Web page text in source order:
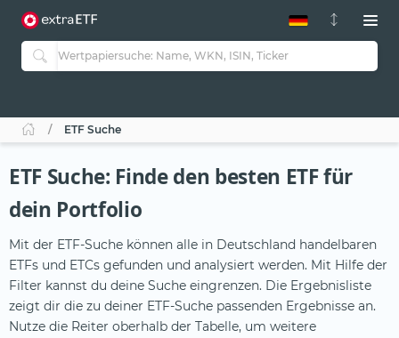
ETF-Guide 2.0
Guide Aktive ETFs
ETF-Sparpläne
ETF Suche
ETF Suche: Finde den besten ETF für
dein Portfolio
Mit der ETF-Suche können alle in Deutschland handelbaren
ETFs und ETCs gefunden und analysiert werden. Mit Hilfe der
Filter kannst du deine Suche eingrenzen. Die Ergebnisliste
zeigt dir die zu deiner ETF-Suche passenden Ergebnisse an.
Nutze die Reiter oberhalb der Tabelle, um weitere